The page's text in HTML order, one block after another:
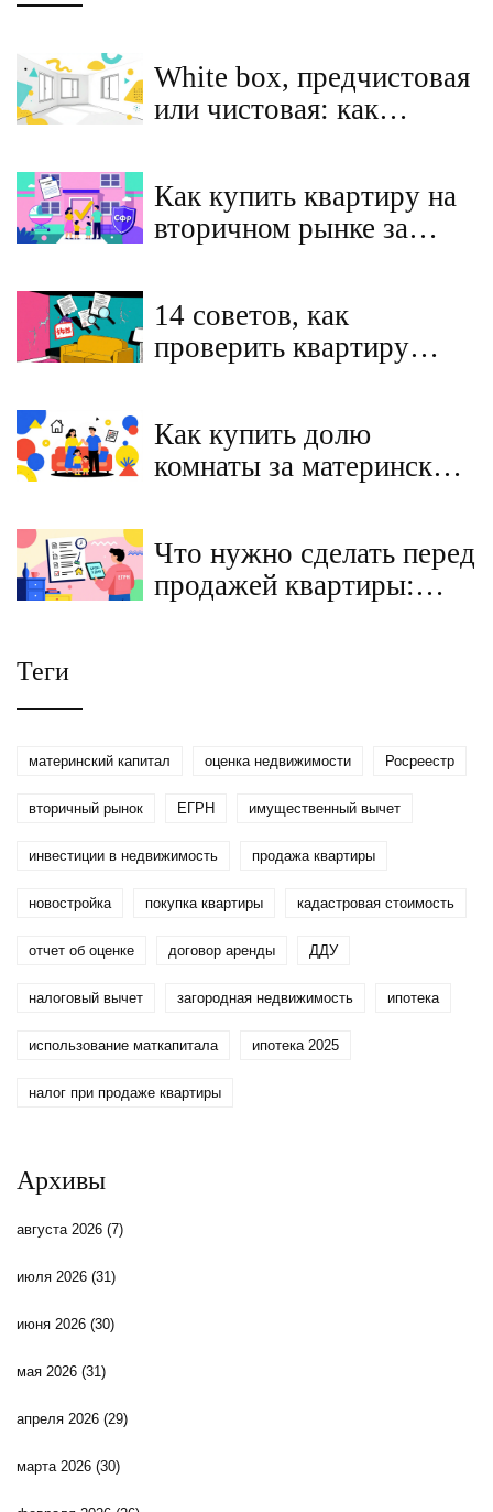
White box, предчистовая
или чистовая: как
Как купить квартиру на
вторичном рынке за
инструкция и важные
изменения
14 советов, как
проверить квартиру
попасть на мошенников
Как купить долю
комнаты за материнский
Что нужно сделать перед
продажей квартиры:
Теги
материнский капитал оценка недвижимости Росреестр
вторичный рынок ЕГРН имущественный вычет
инвестиции в недвижимость продажа квартиры
новостройка покупка квартиры кадастровая стоимость
отчет об оценке договор аренды ДДУ
налоговый вычет загородная недвижимость ипотека
использование маткапитала ипотека 2025
налог при продаже квартиры
Архивы
августа 2026 (7)
июля 2026 (31)
июня 2026 (30)
мая 2026 (31)
апреля 2026 (29)
марта 2026 (30)